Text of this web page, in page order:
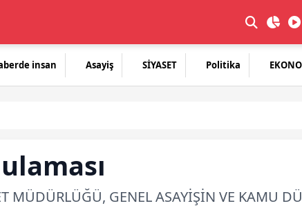
insan Asayiş SİYASET Politika
MÜDÜRLÜĞÜ, GENEL ASAYİŞİN VE KAMU